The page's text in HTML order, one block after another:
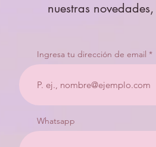
nuestras
Ingresa tu dirección de email
Whatsapp